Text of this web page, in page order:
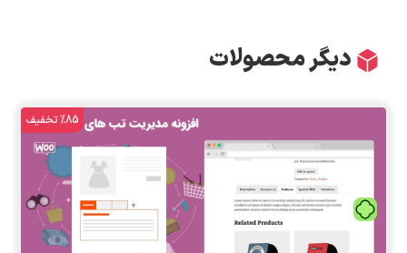
دیگر محصولات
تومان
%85 تخفیف